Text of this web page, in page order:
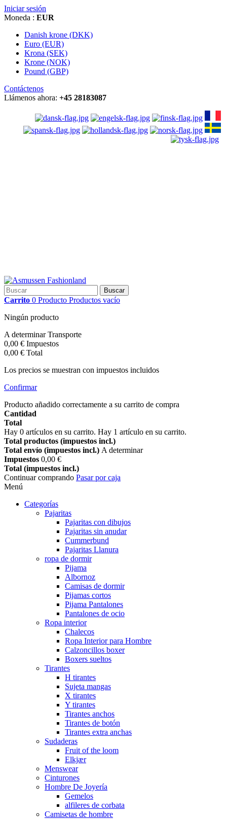
Iniciar sesión
Moneda : EUR
Danish krone (DKK)
Euro (EUR)
Krona (SEK)
Krone (NOK)
Pound (GBP)
Contáctenos
Llámenos ahora: +45 28183087
Buscar
Carrito 0 Producto Productos vacío
Ningún producto
A determinarTransporte
0,00 € Impuestos
0,00 € Total
Los precios se muestran con impuestos incluidos
Confirmar
Producto añadido correctamente a su carrito de compra
Cantidad
Total
Hay 0 artículos en su carrito. Hay 1 artículo en su carrito.
Total productos (impuestos incl.)
Total envío (impuestos incl.) A determinar
Impuestos 0,00 €
Total (impuestos incl.)
Continuar comprando Pasar por caja
Menú
Categorías
Pajaritas
Pajaritas con dibujos
Pajaritas sin anudar
Cummerbund
Pajaritas Llanura
ropa de dormir
Pijama
Albornoz
Camisas de dormir
Pijamas cortos
Pijama Pantalones
Pantalones de ocio
Ropa interior
Chalecos
Ropa Interior para Hombre
Calzoncillos boxer
Boxers sueltos
Tirantes
H tirantes
Sujeta mangas
X tirantes
Y tirantes
Tirantes anchos
Tirantes de botón
Tirantes extra anchas
Sudaderas
Fruit of the loom
Elkjær
Menswear
Cinturones
Hombre De Joyería
Gemelos
alfileres de corbata
Camisetas de hombre